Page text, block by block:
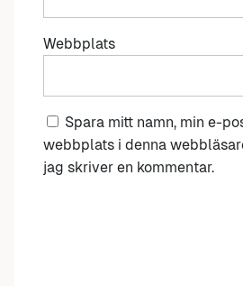
Webbplats
Spara mitt namn, min e-
webbplats i denna
jag skriver en kommentar.